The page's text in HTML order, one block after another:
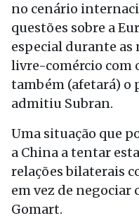
no cenário
questões sobre a
especial durante as
livre-comércio com
também (afetará) o
admitiu Subran.
Uma situação que
a China a tentar
relações bilaterais
em vez de negociar
Gomart.